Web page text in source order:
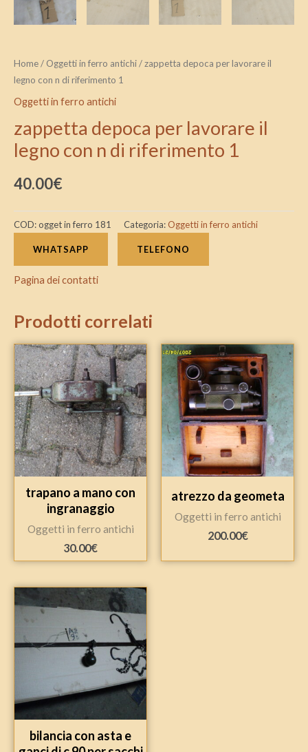
Home/ Oggetti in ferro antichi/ zappetta depoca per lavorare il
legno con n di riferimento 1
Oggetti in ferro antichi
zappetta depoca per lavorare il
legno con n di riferimento 1
40.00€
COD:ogget in ferro 181 Categoria: Oggetti in ferro antichi
WHATSAPP TELEFONO
Pagina dei contatti
Prodotti correlati
trapano a mano con
ingranaggio
Oggetti in ferro antichi
30.00€
atrezzo da geometa
Oggetti in ferro antichi
200.00€
bilancia con asta e